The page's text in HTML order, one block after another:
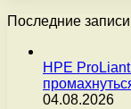
Последние записи
HPE
04.08.2026